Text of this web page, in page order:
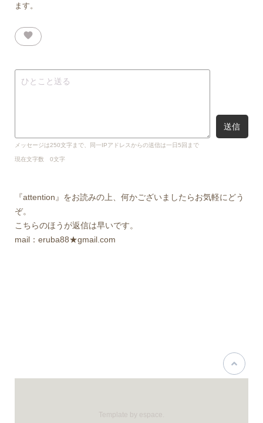
ます。
favorite
送信
メッセージは250文字まで、同一IPアドレスからの送信は一日 5 回まで
現在文字数 0文字
『attention』をお読みの上、何かございましたらお気軽にどう
ぞ。
こちらのほうが返信は早いです。
mail：eruba88★gmail.com
Template by espace.